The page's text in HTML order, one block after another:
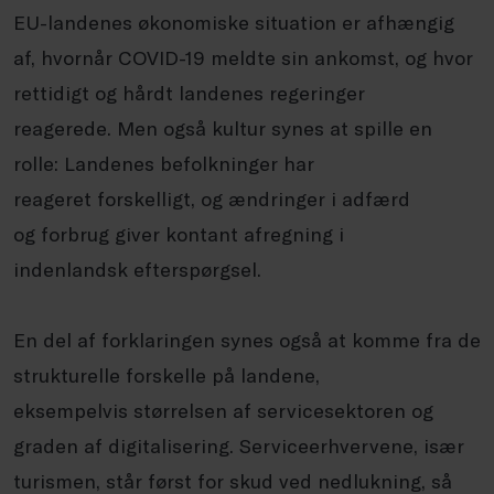
EU-landenes økonomiske situation er afhængig
af, hvornår COVID-19 meldte sin ankomst, og hvor
rettidigt og hårdt landenes regeringer
reagerede. Men også kultur synes at spille en
rolle: Landenes befolkninger har
reageret forskelligt, og ændringer i adfærd
og forbrug giver kontant afregning i
indenlandsk efterspørgsel.
En del af forklaringen synes også at komme fra de
strukturelle forskelle på landene,
eksempelvis størrelsen af servicesektoren og
graden af digitalisering. Serviceerhvervene, især
turismen, står først for skud ved nedlukning, så